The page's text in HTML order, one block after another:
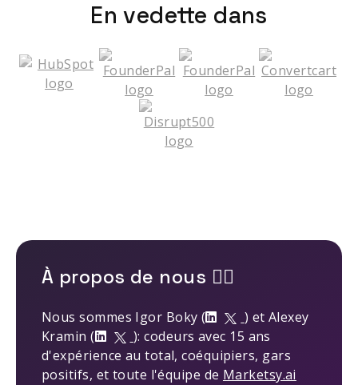
En vedette dans
À propos de nous 🤹‍♂️
Nous sommes Igor Boky (
) et Alexey
Kramin (
): codeurs avec 15 ans
d'expérience au total, coéquipiers, gars
positifs, et toute l'équipe de Marketsy.ai